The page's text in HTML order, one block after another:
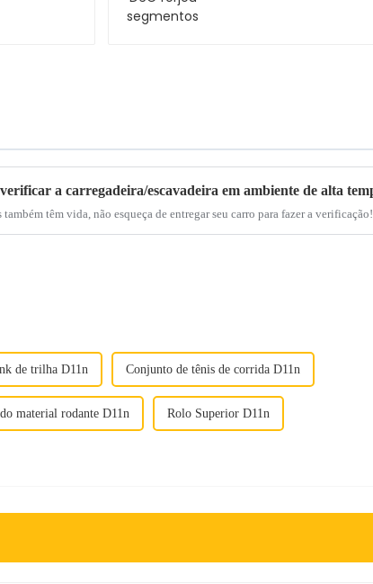
têm vida, não esqueça de entregar seu carro para fazer a verificação!
de trilha D11n Conjunto de tênis de corrida D11n
material rodante D11n Rolo Superior D11n